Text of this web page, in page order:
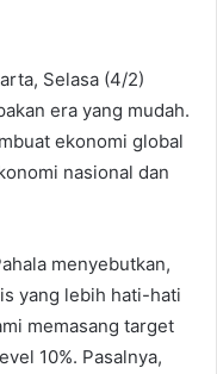
Selasa (4/2)
era yang mudah.
ekonomi global
nasional dan
menyebutkan,
yang lebih hati-hati
memasang target
10%. Pasalnya,